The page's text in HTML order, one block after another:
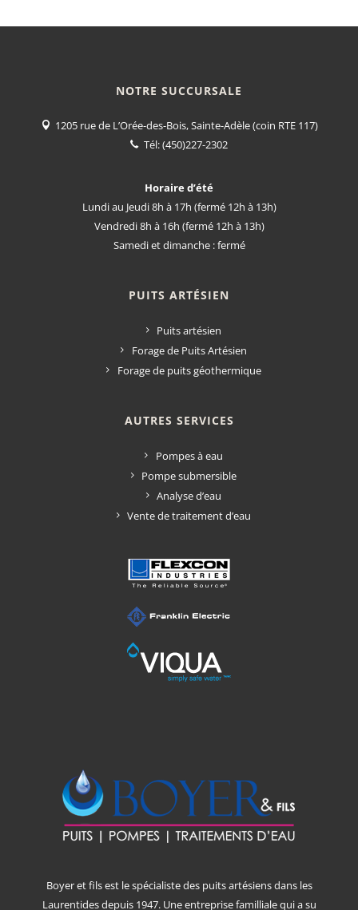
NOTRE SUCCURSALE
1205 rue de L’Orée-des-Bois, Sainte-Adèle (coin RTE 117)
Tél:(450)227-2302
Horaire d’été
Lundi au Jeudi 8h à 17h (fermé 12h à 13h)
Vendredi 8h à 16h (fermé 12h à 13h)
Samedi et dimanche : fermé
PUITS ARTÉSIEN
Puits artésien
Forage de Puits Artésien
Forage de puits géothermique
AUTRES SERVICES
Pompes à eau
Pompe submersible
Analyse d’eau
Vente de traitement d’eau
Boyer et fils est le spécialiste des puits artésiens dans les
Laurentides depuis 1947. Une entreprise familliale qui a su